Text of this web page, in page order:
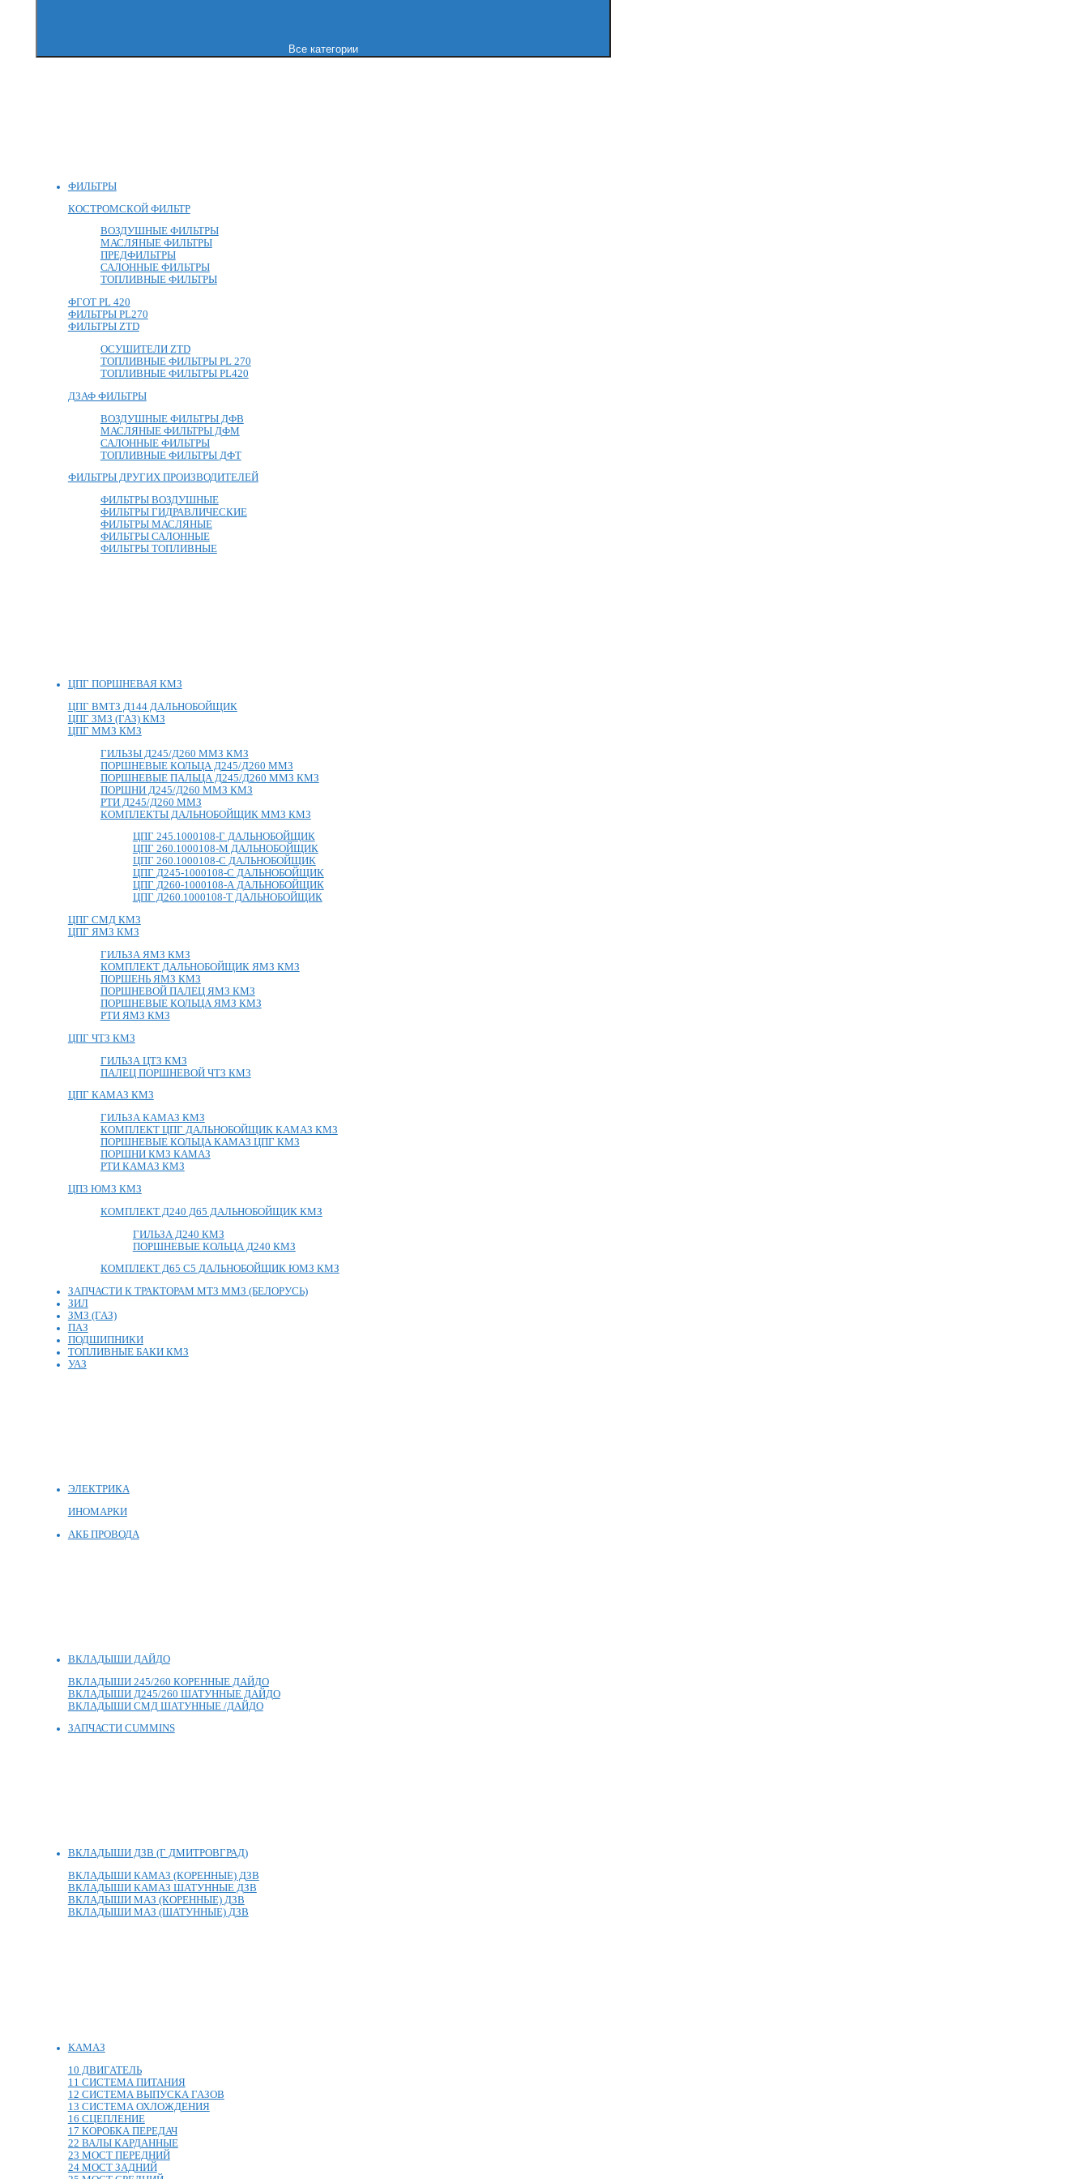
Все категории
ФИЛЬТРЫ
КОСТРОМСКОЙ ФИЛЬТР
ВОЗДУШНЫЕ ФИЛЬТРЫ
МАСЛЯНЫЕ ФИЛЬТРЫ
ПРЕДФИЛЬТРЫ
САЛОННЫЕ ФИЛЬТРЫ
ТОПЛИВНЫЕ ФИЛЬТРЫ
ФГОТ PL 420
ФИЛЬТРЫ PL270
ФИЛЬТРЫ ZTD
ОСУШИТЕЛИ ZTD
ТОПЛИВНЫЕ ФИЛЬТРЫ PL 270
ТОПЛИВНЫЕ ФИЛЬТРЫ PL420
ДЗАФ ФИЛЬТРЫ
ВОЗДУШНЫЕ ФИЛЬТРЫ ДФВ
МАСЛЯНЫЕ ФИЛЬТРЫ ДФМ
САЛОННЫЕ ФИЛЬТРЫ
ТОПЛИВНЫЕ ФИЛЬТРЫ ДФТ
ФИЛЬТРЫ ДРУГИХ ПРОИЗВОДИТЕЛЕЙ
ФИЛЬТРЫ ВОЗДУШНЫЕ
ФИЛЬТРЫ ГИДРАВЛИЧЕСКИЕ
ФИЛЬТРЫ МАСЛЯНЫЕ
ФИЛЬТРЫ САЛОННЫЕ
ФИЛЬТРЫ ТОПЛИВНЫЕ
ЦПГ ПОРШНЕВАЯ КМЗ
ЦПГ ВМТЗ Д144 ДАЛЬНОБОЙЩИК
ЦПГ ЗМЗ (ГАЗ) КМЗ
ЦПГ ММЗ КМЗ
ГИЛЬЗЫ Д245/Д260 ММЗ КМЗ
ПОРШНЕВЫЕ КОЛЬЦА Д245/Д260 ММЗ
ПОРШНЕВЫЕ ПАЛЬЦА Д245/Д260 ММЗ КМЗ
ПОРШНИ Д245/Д260 ММЗ КМЗ
РТИ Д245/Д260 ММЗ
КОМПЛЕКТЫ ДАЛЬНОБОЙЩИК ММЗ КМЗ
ЦПГ 245.1000108-Г ДАЛЬНОБОЙЩИК
ЦПГ 260.1000108-М ДАЛЬНОБОЙЩИК
ЦПГ 260.1000108-С ДАЛЬНОБОЙЩИК
ЦПГ Д245-1000108-С ДАЛЬНОБОЙЩИК
ЦПГ Д260-1000108-А ДАЛЬНОБОЙЩИК
ЦПГ Д260.1000108-Т ДАЛЬНОБОЙЩИК
ЦПГ СМД КМЗ
ЦПГ ЯМЗ КМЗ
ГИЛЬЗА ЯМЗ КМЗ
КОМПЛЕКТ ДАЛЬНОБОЙЩИК ЯМЗ КМЗ
ПОРШЕНЬ ЯМЗ КМЗ
ПОРШНЕВОЙ ПАЛЕЦ ЯМЗ КМЗ
ПОРШНЕВЫЕ КОЛЬЦА ЯМЗ КМЗ
РТИ ЯМЗ КМЗ
ЦПГ ЧТЗ КМЗ
ГИЛЬЗА ЦТЗ КМЗ
ПАЛЕЦ ПОРШНЕВОЙ ЧТЗ КМЗ
ЦПГ КАМАЗ КМЗ
ГИЛЬЗА КАМАЗ КМЗ
КОМПЛЕКТ ЦПГ ДАЛЬНОБОЙЩИК КАМАЗ КМЗ
ПОРШНЕВЫЕ КОЛЬЦА КАМАЗ ЦПГ КМЗ
ПОРШНИ КМЗ КАМАЗ
РТИ КАМАЗ КМЗ
ЦПЗ ЮМЗ КМЗ
КОМПЛЕКТ Д240 Д65 ДАЛЬНОБОЙЩИК КМЗ
ГИЛЬЗА Д240 КМЗ
ПОРШНЕВЫЕ КОЛЬЦА Д240 КМЗ
КОМПЛЕКТ Д65 С5 ДАЛЬНОБОЙЩИК ЮМЗ КМЗ
ЗАПЧАСТИ К ТРАКТОРАМ МТЗ ММЗ (БЕЛОРУСЬ)
ЗИЛ
ЗМЗ (ГАЗ)
ПАЗ
ПОДШИПНИКИ
ТОПЛИВНЫЕ БАКИ КМЗ
УАЗ
ЭЛЕКТРИКА
ИНОМАРКИ
АКБ ПРОВОДА
ВКЛАДЫШИ ДАЙДО
ВКЛАДЫШИ 245/260 КОРЕННЫЕ ДАЙДО
ВКЛАДЫШИ Д245/260 ШАТУННЫЕ ДАЙДО
ВКЛАДЫШИ СМД ШАТУННЫЕ /ДАЙДО
ЗАПЧАСТИ CUMMINS
ВКЛАДЫШИ ДЗВ (Г ДМИТРОВГРАД)
ВКЛАДЫШИ КАМАЗ (КОРЕННЫЕ) ДЗВ
ВКЛАДЫШИ КАМАЗ ШАТУННЫЕ ДЗВ
ВКЛАДЫШИ МАЗ (КОРЕННЫЕ) ДЗВ
ВКЛАДЫШИ МАЗ (ШАТУННЫЕ) ДЗВ
КАМАЗ
10 ДВИГАТЕЛЬ
11 СИСТЕМА ПИТАНИЯ
12 СИСТЕМА ВЫПУСКА ГАЗОВ
13 СИСТЕМА ОХЛОЖДЕНИЯ
16 СЦЕПЛЕНИЕ
17 КОРОБКА ПЕРЕДАЧ
22 ВАЛЫ КАРДАННЫЕ
23 МОСТ ПЕРЕДНИЙ
24 МОСТ ЗАДНИЙ